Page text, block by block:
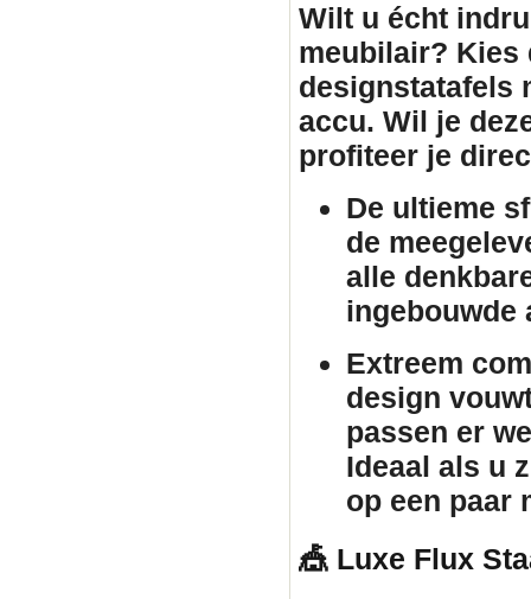
Wilt u écht
meubilair? Kies
designstatafels
accu. Wil je
profiteer je
De ultieme
de
alle
ingebouwde
Extreem
design
passen er
Ideaal als u
op een paar
🎪 Luxe Flux